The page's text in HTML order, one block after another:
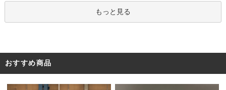
もっと見る
おすすめ商品